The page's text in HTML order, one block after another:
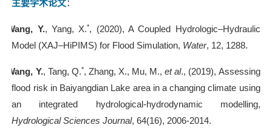
主要学术论文：
Wang, Y., Yang, X.*, (2020), A Coupled Hydrologic–Hydraulic
Model (XAJ–HiPIMS) for Flood Simulation, Water, 12, 1288.
Wang, Y., Tang, Q.*, Zhang, X., Mu, M.,et al., (2019), Assessing
flood risk in Baiyangdian Lake area in a changing climate using
an integrated hydrological-hydrodynamic modelling,
Hydrological Sciences Journal, 64(16), 2006-2014.